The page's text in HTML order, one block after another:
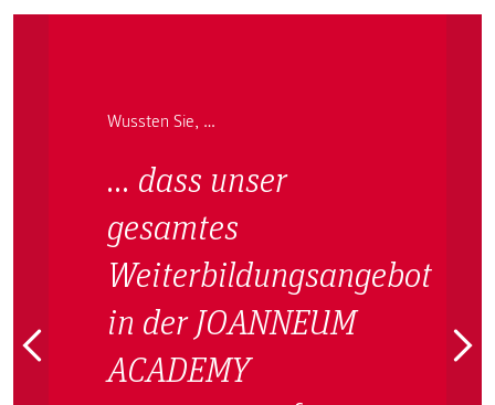
Wussten Sie, …
… dass unser
gesamtes
Weiterbildungsangebot
in der JOANNEUM
ACADEMY